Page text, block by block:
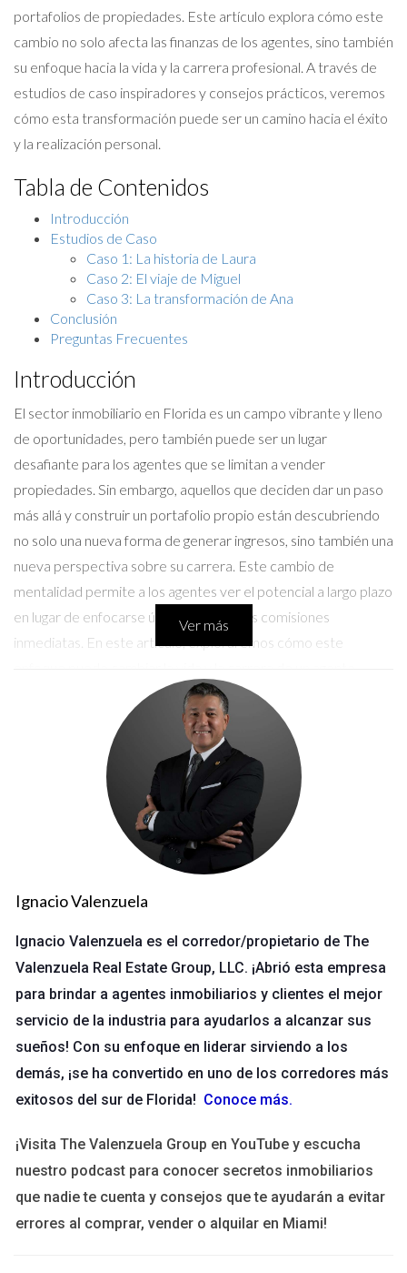
portafolios de propiedades. Este artículo explora cómo este
cambio no solo afecta las finanzas de los agentes, sino también
su enfoque hacia la vida y la carrera profesional. A través de
estudios de caso inspiradores y consejos prácticos, veremos
cómo esta transformación puede ser un camino hacia el éxito
y la realización personal.
Tabla de Contenidos
Introducción
Estudios de Caso
Caso 1: La historia de Laura
Caso 2: El viaje de Miguel
Caso 3: La transformación de Ana
Conclusión
Preguntas Frecuentes
Introducción
El sector inmobiliario en Florida es un campo vibrante y lleno
de oportunidades, pero también puede ser un lugar
desafiante para los agentes que se limitan a vender
propiedades. Sin embargo, aquellos que deciden dar un paso
más allá y construir un portafolio propio están descubriendo
no solo una nueva forma de generar ingresos, sino también una
nueva perspectiva sobre su carrera. Este cambio de
mentalidad permite a los agentes ver el potencial a largo plazo
en lugar de enfocarse únicamente en las comisiones
inmediatas. En este artículo, exploraremos cómo este
inmobiliario, apoyándonos en historias reales que inspiran.
Estudios de Caso
Caso 1: La historia de Laura
Laura era una agente inmobiliaria tradicional que pasaba sus
días mostrando casas y cerrando tratos. A pesar de tener
éxito en su carrera, sentía que había algo más que podía hacer.
dio cuenta de que podía aplicar sus conocimientos para
adquirir propiedades en lugar de solo venderlas. Después de
investigar y educarse sobre el mercado, decidió comprar su
primera propiedad. Hoy en día, Laura no solo ha construido un
portafolio sólido con varias propiedades, sino que también ha
encontrado una nueva pasión en la inversión. Su historia es un
testimonio del poder del cambio mental.
Caso 2: El viaje de Miguel
Miguel comenzó su carrera como agente inmobiliario con la
intención de ganar dinero rápido. Sin embargo, después de
varios años en el negocio, se dio cuenta de que estaba
Ver más
Ignacio Valenzuela
Ignacio Valenzuela es el corredor/propietario de The
Valenzuela Real Estate Group, LLC. ¡Abrió esta empresa
para brindar a agentes inmobiliarios y clientes el mejor
servicio de la industria para ayudarlos a alcanzar sus
sueños! Con su enfoque en liderar sirviendo a los
demás, ¡se ha convertido en uno de los corredores más
exitosos del sur de Florida! Conoce más.
¡Visita The Valenzuela Group en YouTube y escucha
nuestro podcast para conocer secretos inmobiliarios
que nadie te cuenta y consejos que te ayudarán a evitar
errores al comprar, vender o alquilar en Miami!